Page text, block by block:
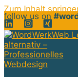
Zum Inhalt
follow us on